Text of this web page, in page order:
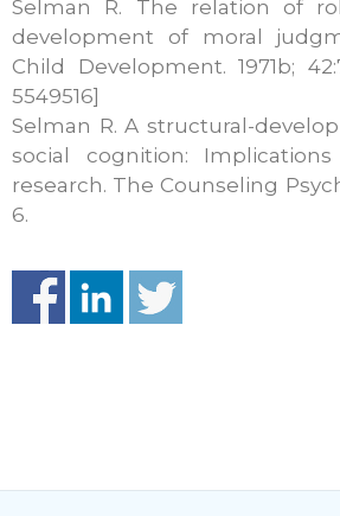
Selman R. The relation of
development of moral
Child Development. 1971b;
5549516]
Selman R. A structural-
social cognition:
research. The Counseling
6.